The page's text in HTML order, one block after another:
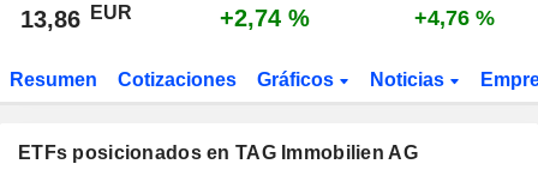
13,86 EUR +2,74 % +4,76 %
Resumen Cotizaciones Gráficos Noticias
ETFs posicionados en TAG Immobilien AG